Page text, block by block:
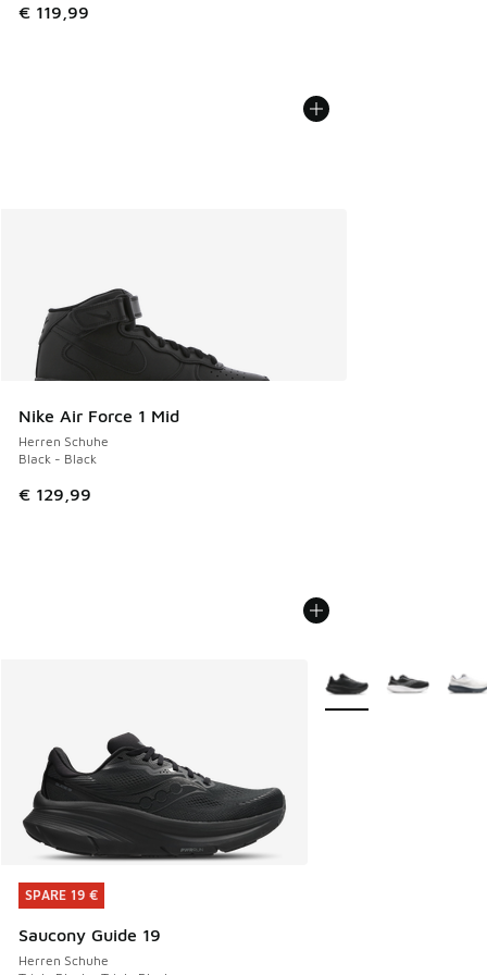
€ 119,99
Nike Air Force 1 Mid
Herren Schuhe
Black - Black
€ 129,99
SPARE 19 €
Saucony Guide 19
Herren Schuhe
SPARE 19 €
Weitere Farben